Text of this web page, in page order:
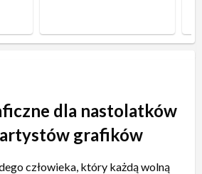
dla nastolatków
artystów grafików
człowieka, który każdą wolną